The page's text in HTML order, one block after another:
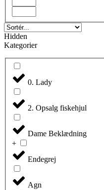
Hidden
Kategorier
0. Lady
2. Opsalg fiskehjul
Dame Beklædning
Endegrej
Agn